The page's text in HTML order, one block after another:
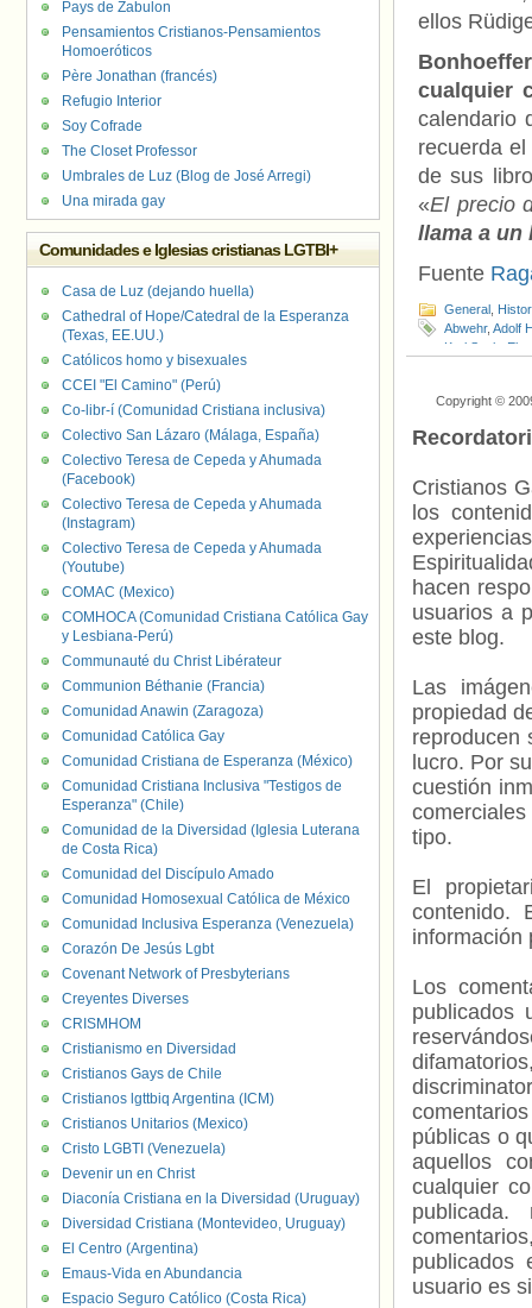
ellos
cualquier
calendario
recuerda
de sus
«El precio
llama a un
Fuente
General
Abwehr, Adolf
Karl Sack
Nacional-
Copyright ©
Cristianos
los
hacen
usuarios a
este blog.
Las
propiedad
reproducen
lucro. Por
cuestión
tipo.
El
contenido.
información
Los
publicados
públicas o
aquellos
cualquier
usuario es
Pays de Zabulon
Pensamientos Cristianos-Pensamientos
Homoeróticos
Père Jonathan (francés)
Refugio Interior
Soy Cofrade
The Closet Professor
Umbrales de Luz (Blog de José Arregi)
Una mirada gay
Comunidades e Iglesias cristianas LGTBI+
Casa de Luz (dejando huella)
Cathedral of Hope/Catedral de la Esperanza
(Texas, EE.UU.)
Católicos homo y bisexuales
CCEI "El Camino" (Perú)
Co-libr-í (Comunidad Cristiana inclusiva)
Colectivo San Lázaro (Málaga, España)
Colectivo Teresa de Cepeda y Ahumada
(Facebook)
Colectivo Teresa de Cepeda y Ahumada
(Instagram)
Colectivo Teresa de Cepeda y Ahumada
(Youtube)
COMAC (Mexico)
COMHOCA (Comunidad Cristiana Católica Gay
y Lesbiana-Perú)
Communauté du Christ Libérateur
Communion Béthanie (Francia)
Comunidad Anawin (Zaragoza)
Comunidad Católica Gay
Comunidad Cristiana de Esperanza (México)
Comunidad Cristiana Inclusiva "Testigos de
Esperanza" (Chile)
Comunidad de la Diversidad (Iglesia Luterana
de Costa Rica)
Comunidad del Discípulo Amado
Comunidad Homosexual Católica de México
Comunidad Inclusiva Esperanza (Venezuela)
Corazón De Jesús Lgbt
Covenant Network of Presbyterians
Creyentes Diverses
CRISMHOM
Cristianismo en Diversidad
Cristianos Gays de Chile
Cristianos lgttbiq Argentina (ICM)
Cristianos Unitarios (Mexico)
Cristo LGBTI (Venezuela)
Devenir un en Christ
Diaconía Cristiana en la Diversidad (Uruguay)
Diversidad Cristiana (Montevideo, Uruguay)
El Centro (Argentina)
Emaus-Vida en Abundancia
Espacio Seguro Católico (Costa Rica)